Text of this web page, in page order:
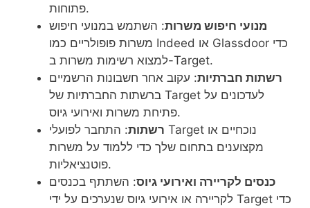
פתוחות.
מנועי חיפוש משרות: השתמש במנועי חיפוש
משרות פופולריים כמו Indeed או Glassdoor כדי
למצוא רשימות משרות ב-Target.
רשתות חברתיות: עקוב אחר חשבונות הרשמיים
ברשתות החברתיות של Target לעדכונים על
פתיחת משרות ואירועי גיוס.
רשתות: התחבר לפועלי Target נוכחיים או
מקצוענים בתחום שלך כדי ללמוד על משרות
פוטנציאליות.
כנסים לקריירה ואירועי גיוס: השתתף בכנסים
לקריירה או אירועי גיוס שנערכים על ידי Target כדי